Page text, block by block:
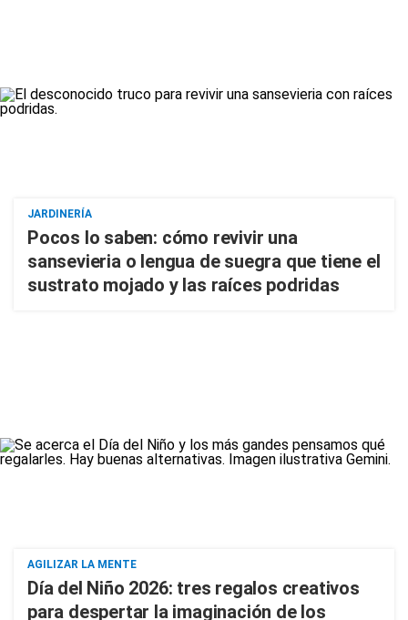
JARDINERÍA
Pocos lo saben: cómo revivir una
sansevieria o lengua de suegra que tiene el
sustrato mojado y las raíces podridas
AGILIZAR LA MENTE
Día del Niño 2026: tres regalos creativos
para despertar la imaginación de los